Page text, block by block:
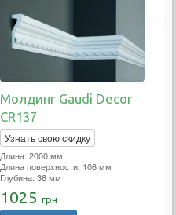
Молдинг Gaudi Decor
CR137
Узнать свою скидку
Длина: 2000 мм
Длина поверхности: 106 мм
Глубина: 36 мм
1025 грн